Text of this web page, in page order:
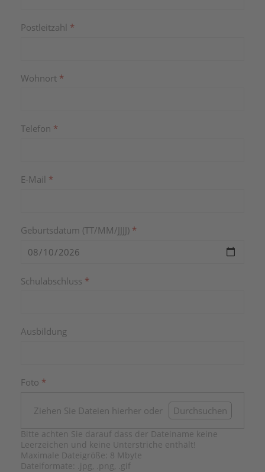
Postleitzahl *
Wohnort *
Telefon *
E-Mail *
Geburtsdatum (TT/MM/JJJJ) *
Schulabschluss *
Ausbildung
Foto *
Ziehen Sie Dateien hierher oder Durchsuchen
Bitte achten Sie darauf dass der Dateiname keine
Leerzeichen und keine Unterstriche enthält!
Maximale Dateigröße: 8 Mbyte
Dateiformate: .jpg, .png, .gif